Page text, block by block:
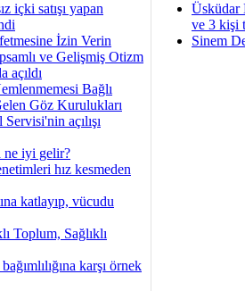
içki satışı yapan
İzin Verin
ve Gelişmiş Otizm
açıldı
Bağlı
Göz Kurulukları
açılışı
ne iyi gelir?
hız kesmeden
katlayıp, vücudu
Toplum, Sağlıklı
karşı örnek
Üsküdar
ve 3 kişi
Sinem